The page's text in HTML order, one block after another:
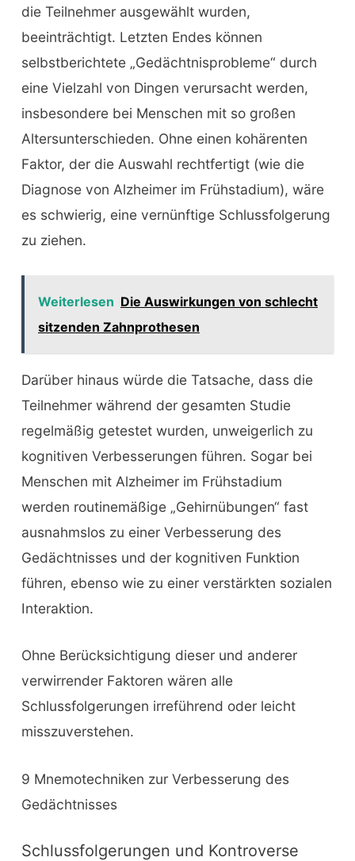
die Teilnehmer ausgewählt wurden,
beeinträchtigt. Letzten Endes können
selbstberichtete „Gedächtnisprobleme“ durch
eine Vielzahl von Dingen verursacht werden,
insbesondere bei Menschen mit so großen
Altersunterschieden. Ohne einen kohärenten
Faktor, der die Auswahl rechtfertigt (wie die
Diagnose von Alzheimer im Frühstadium), wäre
es schwierig, eine vernünftige Schlussfolgerung
zu ziehen.
Weiterlesen Die Auswirkungen von schlecht
sitzenden Zahnprothesen
Darüber hinaus würde die Tatsache, dass die
Teilnehmer während der gesamten Studie
regelmäßig getestet wurden, unweigerlich zu
kognitiven Verbesserungen führen. Sogar bei
Menschen mit Alzheimer im Frühstadium
werden routinemäßige „Gehirnübungen“ fast
ausnahmslos zu einer Verbesserung des
Gedächtnisses und der kognitiven Funktion
führen, ebenso wie zu einer verstärkten sozialen
Interaktion.
Ohne Berücksichtigung dieser und anderer
verwirrender Faktoren wären alle
Schlussfolgerungen irreführend oder leicht
misszuverstehen.
9 Mnemotechniken zur Verbesserung des
Gedächtnisses
Schlussfolgerungen und Kontroverse